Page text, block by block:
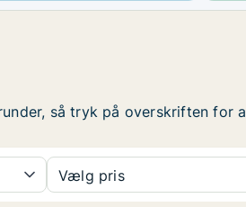
så tryk på overskriften for
Vælg pris